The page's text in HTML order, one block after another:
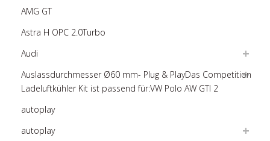
AMG GT
Astra H OPC 2.0Turbo
Audi
Auslassdurchmesser Ø60 mm- Plug & PlayDas Competition
Ladeluftkühler Kit ist passend für:VW Polo AW GTI 2
autoplay
autoplay